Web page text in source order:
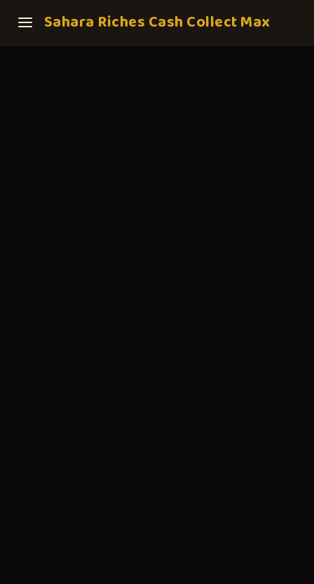
Sahara Riches Cash Collect Max